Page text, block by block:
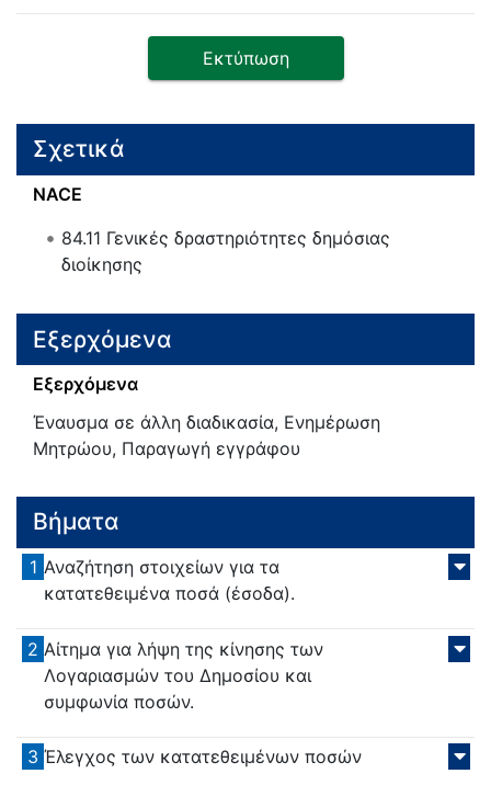
Εκτύπωση
Σχετικά
NACE
84.11 Γενικές δραστηριότητες δημόσιας
διοίκησης
Εξερχόμενα
Εξερχόμενα
Έναυσμα σε άλλη διαδικασία, Ενημέρωση
Μητρώου, Παραγωγή εγγράφου
Βήματα
1 Αναζήτηση στοιχείων για τα
κατατεθειμένα ποσά (έσοδα).
2 Αίτημα για λήψη της κίνησης των
Λογαριασμών του Δημοσίου και
συμφωνία ποσών.
3 Έλεγχος των κατατεθειμένων ποσών